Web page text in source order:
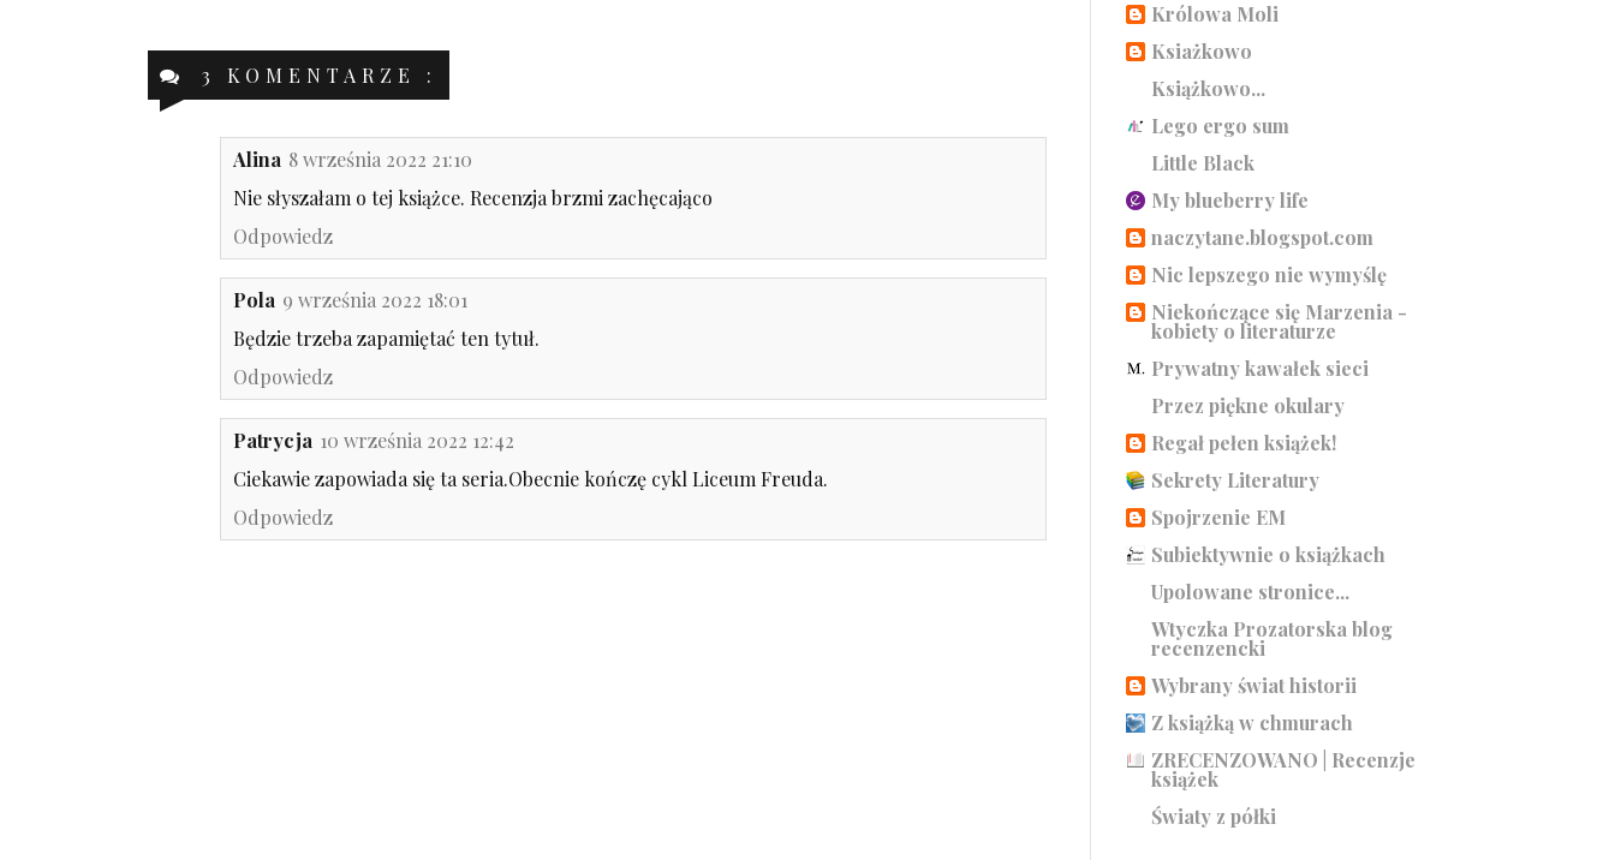
3 KOMENTARZE :
Alina 8 września 2022 21:10
Nie słyszałam o tej książce. Recenzja brzmi zachęcająco
Odpowiedz
Pola 9 września 2022 18:01
Będzie trzeba zapamiętać ten tytuł.
Odpowiedz
Patrycja 10 września 2022 12:42
Ciekawie zapowiada się ta seria.Obecnie kończę cykl Liceum Freuda.
Odpowiedz
Królowa Moli
Ksiażkowo
Książkowo...
Lego ergo sum
Little Black
My blueberry life
naczytane.blogspot.com
Nic lepszego nie wymyślę
Niekończące się Marzenia -
kobiety o literaturze
Prywatny kawałek sieci
Przez piękne okulary
Regał pełen książek!
Sekrety Literatury
Spojrzenie EM
Subiektywnie o książkach
Upolowane stronice...
Wtyczka Prozatorska blog
recenzencki
Wybrany świat historii
Z książką w chmurach
ZRECENZOWANO | Recenzje
książek
Światy z półki